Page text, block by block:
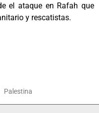
el ataque en Rafah que
y rescatistas.
Palestina